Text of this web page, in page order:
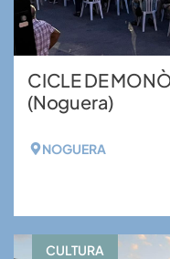
CICLE DE
(Noguera)
NOGUERA
CULTURA